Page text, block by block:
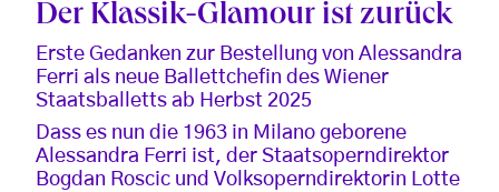
Der Klassik-Glamour ist zurück
Erste Gedanken zur Bestellung von Alessandra
Ferri als neue Ballettchefin des Wiener
Staatsballetts ab Herbst 2025
Dass es nun die 1963 in Milano geborene
Alessandra Ferri ist, der Staatsoperndirektor
Bogdan Roscic und Volksoperndirektorin Lotte